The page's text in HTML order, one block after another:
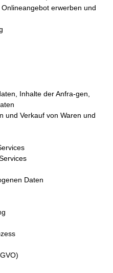
erwerben und
Inhalte der Anfra-gen,
und Verkauf von Waren und
Daten